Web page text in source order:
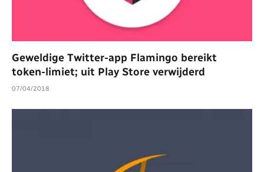
Geweldige Twitter-app Flamingo bereikt
token-limiet; uit Play Store verwijderd
07/04/2018